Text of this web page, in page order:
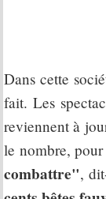
Dans cette
fait. Les
reviennent à
le nombre,
combattre",